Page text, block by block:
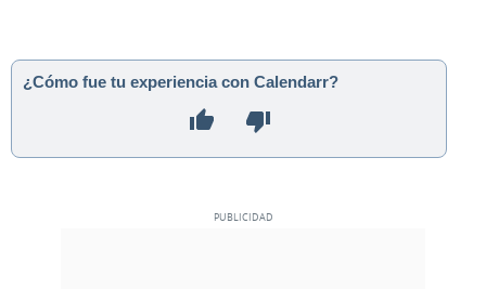
¿Cómo fue tu experiencia con Calendarr?